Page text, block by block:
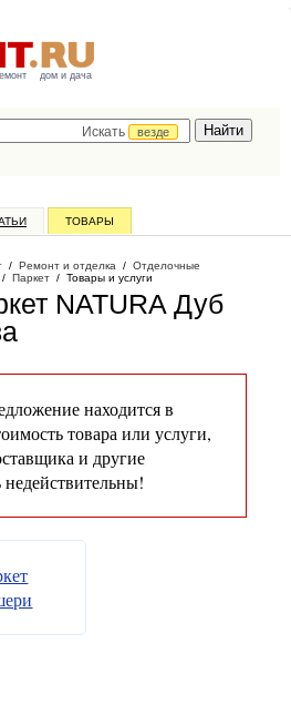
дом и дача
Искать
везде
ТОВАРЫ
/ Ремонт и отделка / Отделочные
/ Паркет / Товары и услуги
NATURA Дуб
находится в
товара или услуги,
и другие